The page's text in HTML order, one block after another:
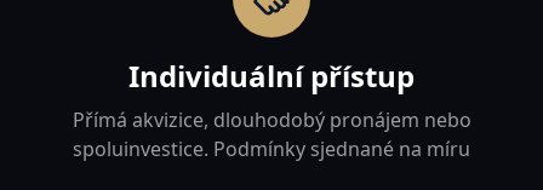
Individuální přístup
Přímá akvizice, dlouhodobý pronájem nebo
spoluinvestice. Podmínky sjednané na míru